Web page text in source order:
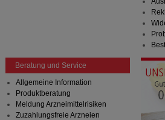
Beratung und Service
Allgemeine Information
Produktberatung
Meldung Arzneimittelrisiken
Zuzahlungsfreie Arzneien